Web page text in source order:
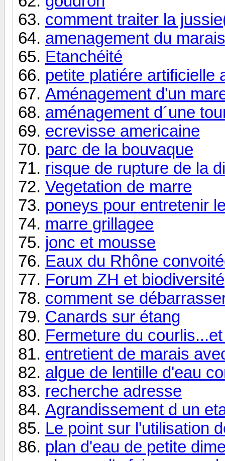
comment traiter la
amenagement du marais
Etanchéité
petite platiére artificielle
Aménagement d'un
aménagement d´une
ecrevisse americaine
parc de la bouvaque
risque de rupture de la
Vegetation de marre
poneys pour entretenir
marre grillagee
jonc et mousse
Eaux du Rhône
Forum ZH et biodiversité
comment se
Canards sur étang
Fermeture du
entretient de marais
algue de lentille d'eau
recherche adresse
Agrandissement d un
Le point sur l'utilisation
plan d'eau de petite